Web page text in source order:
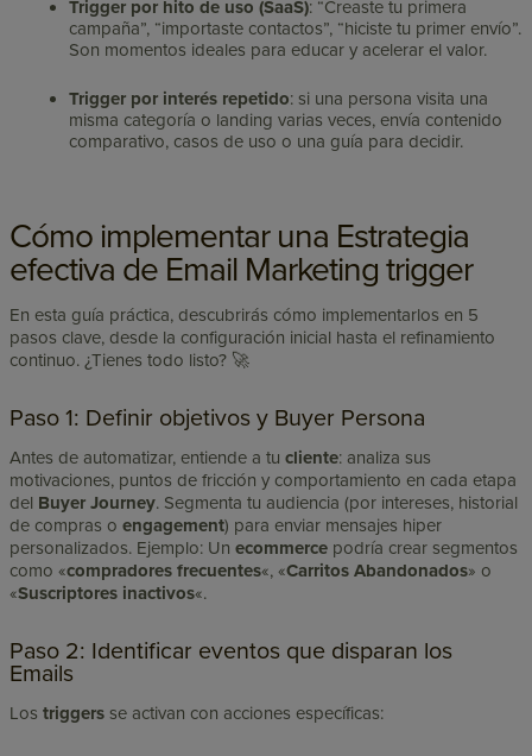
Trigger por hito de uso (SaaS): “Creaste tu primera
campaña”, “importaste contactos”, “hiciste tu primer envío”.
Son momentos ideales para educar y acelerar el valor.
Trigger por interés repetido: si una persona visita una
misma categoría o landing varias veces, envía contenido
comparativo, casos de uso o una guía para decidir.
Cómo implementar una Estrategia
efectiva de Email Marketing trigger
En esta guía práctica, descubrirás cómo implementarlos en 5
pasos clave, desde la configuración inicial hasta el refinamiento
continuo. ¿Tienes todo listo? 🚀
Paso 1: Definir objetivos y Buyer Persona
Antes de automatizar, entiende a tucliente: analiza sus
motivaciones, puntos de fricción y comportamiento en cada etapa
del Buyer Journey. Segmenta tu audiencia (por intereses, historial
de compras oengagement) para enviar mensajes hiper
personalizados. Ejemplo: Unecommerce podría crear segmentos
como «compradores frecuentes«, «Carritos Abandonados» o
«Suscriptores inactivos«.
Paso 2: Identificar eventos que disparan los
Emails
Lostriggers se activan con acciones específicas: